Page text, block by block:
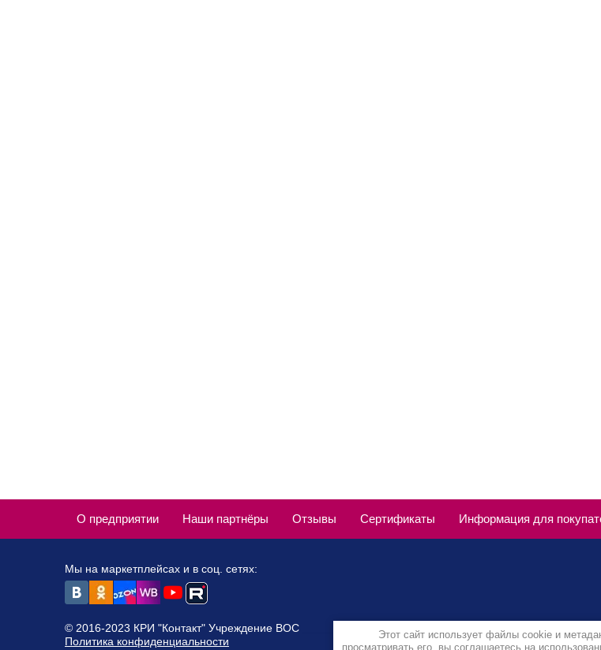
Этот сайт использует файлы cookie и
просматривать его, вы соглашаетесь на
О предприятии Наши партнёры Отзывы Сертификаты Информация для
Мы на маркетплейсах и в соц. сетях:
© 2016-2023 КРИ "Контакт" Учреждение ВОС
Политика конфиденциальности